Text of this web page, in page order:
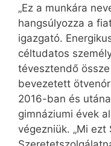
„Ez a munkára
hangsúlyozza a
igazgató.
céltudatos
tévesztendő
bevezetett
2016-ban és
gimnáziumi évek
végezniük. „Mi ezt